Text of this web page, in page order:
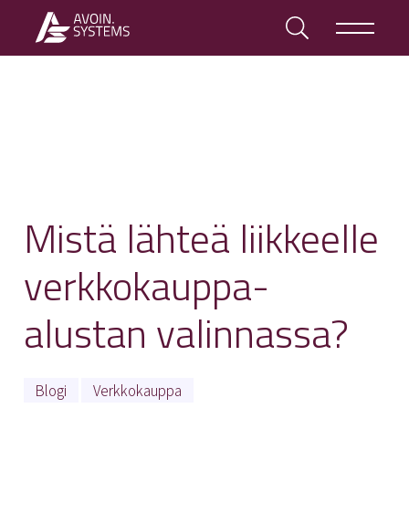
Mistä lähteä liikkeelle
verkkokauppa-
alustan valinnassa?
Blogi Verkkokauppa